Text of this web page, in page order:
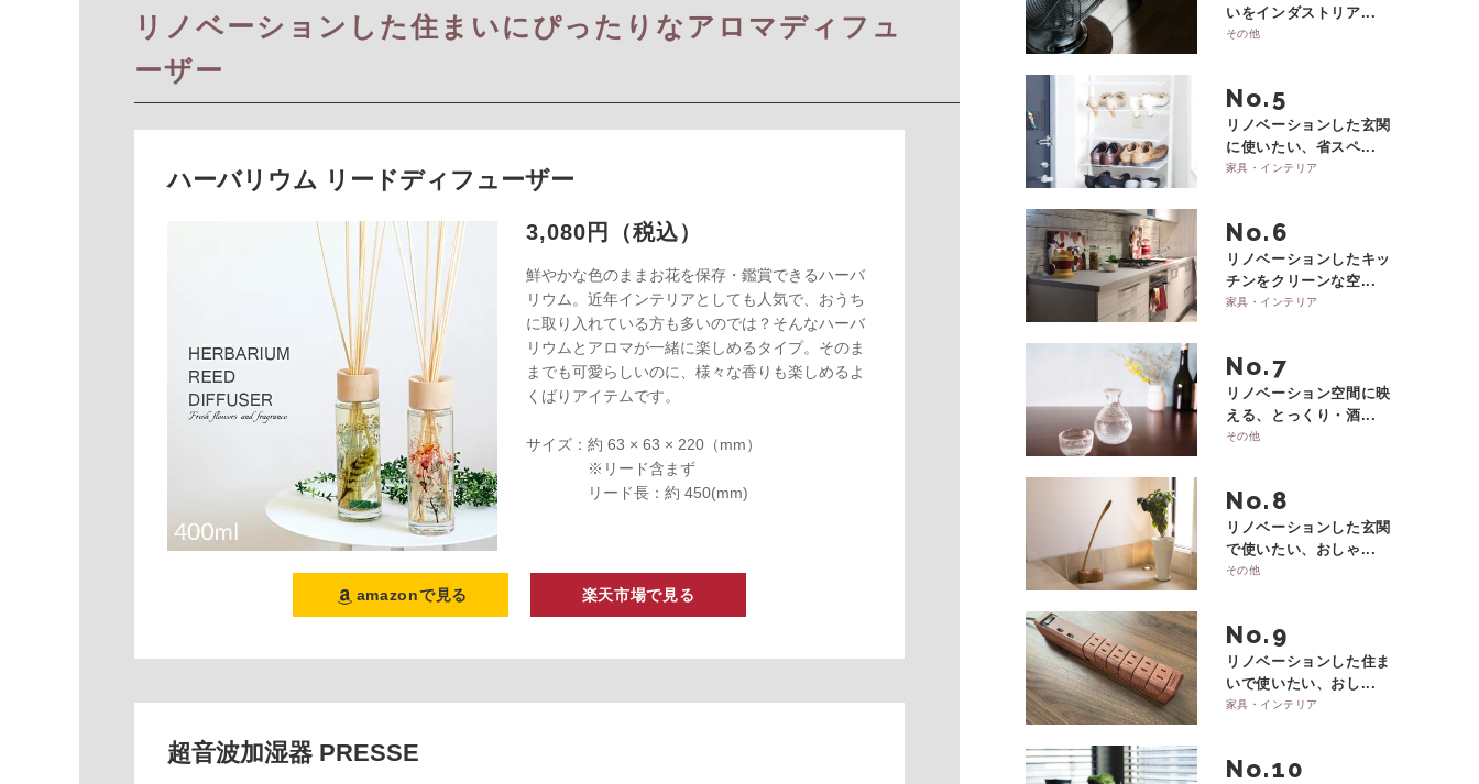
リノベーションした住まいにぴったりなアロマディフュ
ーザー
ハーバリウム リードディフューザー
3,080円（税込）
鮮やかな色のままお花を保存・鑑賞できるハーバ
リウム。近年インテリアとしても人気で、おうち
に取り入れている方も多いのでは？そんなハーバ
リウムとアロマが一緒に楽しめるタイプ。そのま
までも可愛らしいのに、様々な香りも楽しめるよ
くばりアイテムです。
サイズ：約 63 × 63 × 220（mm）
※リード含まず
リード長：約 450(mm)
amazonで見る 楽天市場で見る
超音波加湿器 PRESSE
いをインダストリア...
その他
No.
リノベーションした玄関
に使いたい、省スペ...
家具・インテリア
No.
リノベーションしたキッ
チンをクリーンな空...
家具・インテリア
No.
リノベーション空間に映
える、とっくり・酒...
その他
No.
リノベーションした玄関
で使いたい、おしゃ...
その他
No.
リノベーションした住ま
いで使いたい、おし...
家具・インテリア
No.